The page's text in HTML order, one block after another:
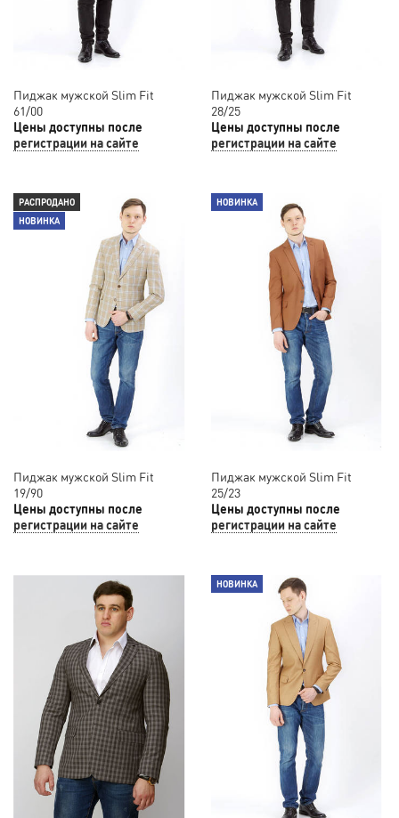
Пиджак мужской Slim Fit
61/00
Цены доступны после
регистрации на сайте
Пиджак мужской Slim Fit
28/25
Цены доступны после
регистрации на сайте
РАСПРОДАНО
НОВИНКА
Пиджак мужской Slim Fit
19/90
Цены доступны после
регистрации на сайте
НОВИНКА
Пиджак мужской Slim Fit
25/23
Цены доступны после
регистрации на сайте
НОВИНКА